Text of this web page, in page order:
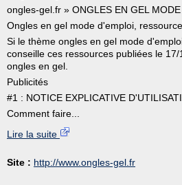
ongles-gel.fr » ONGLES EN GEL
Ongles en gel mode d'emploi,
Si le thème ongles en gel mode
conseille ces ressources publiées le
ongles en gel.
Publicités
#1 : NOTICE EXPLICATIVE
Comment faire...
Lire la suite
Site : http://www.ongles-gel.fr